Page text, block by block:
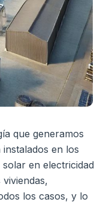
que generamos
en los
en electricidad
los casos, y lo